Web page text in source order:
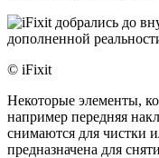
© iFixit
Некоторые элементы,
например передняя
снимаются для чистки
предназначена для